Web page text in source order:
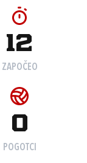
12
ZAPOČEO
0
POGOTCI